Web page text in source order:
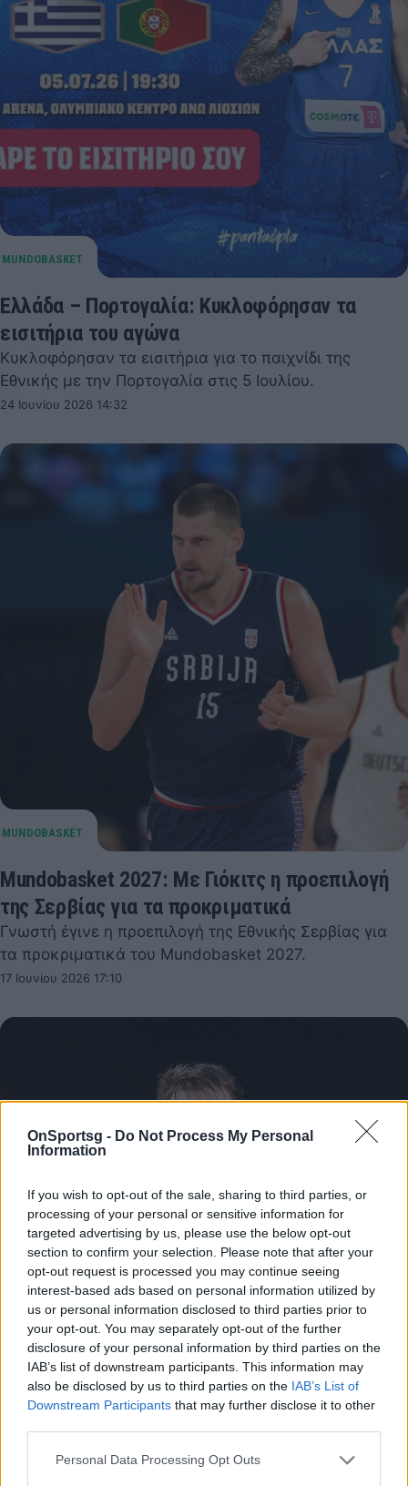
OnSportsg - Do Not Process My Personal
Information
If you wish to opt-out of the sale, sharing to third parties, or
processing of your personal or sensitive information for
targeted advertising by us, please use the below opt-out
section to confirm your selection. Please note that after your
opt-out request is processed you may continue seeing
interest-based ads based on personal information utilized by
us or personal information disclosed to third parties prior to
your opt-out. You may separately opt-out of the further
disclosure of your personal information by third parties on the
IAB’s list of downstream participants. This information may
also be disclosed by us to third parties on the IAB’s List of
Downstream Participants that may further disclose it to other
Personal Data Processing Opt Outs
Ελλάδα – Πορτογαλία: Κυκλοφόρησαν τα
εισιτήρια του αγώνα
Κυκλοφόρησαν τα εισιτήρια για το παιχνίδι της
Εθνικής με την Πορτογαλία στις 5 Ιουλίου.
24 Ιουνίου 2026 14:32
Mundobasket 2027: Με Γιόκιτς η προεπιλογή
της Σερβίας για τα προκριματικά
Γνωστή έγινε η προεπιλογή της Εθνικής Σερβίας για
τα προκριματικά του Mundobasket 2027.
17 Ιουνίου 2026 17:10
Σλοβενία: Χωρίς Ντόντσιτς στα προκριματικά